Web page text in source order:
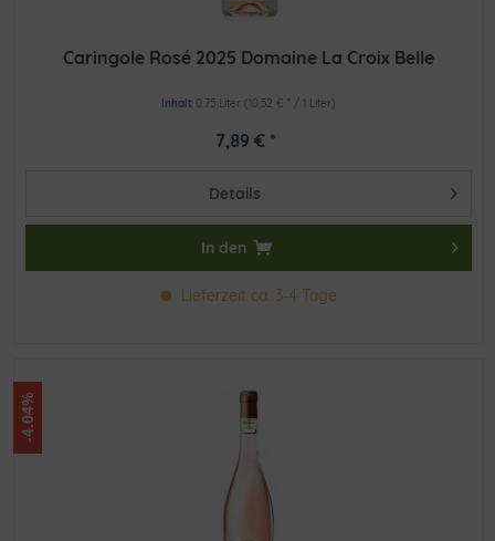
Caringole Rosé 2025 Domaine La Croix Belle
Inhalt 0.75 Liter (10,52 € * / 1 Liter)
7,89 € *
Details
In den
Lieferzeit ca. 3-4 Tage
-4.04%